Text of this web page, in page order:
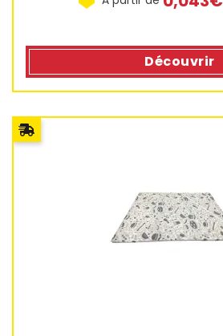
Découvrir